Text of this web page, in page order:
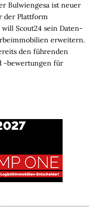
Bulwiengesa ist neuer
der Plattform
Scout24 sein Daten-
erweitern.
den führenden
-bewertungen für